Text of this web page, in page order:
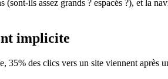
ils assez grands ? espacés ?), et la
implicite
des clics vers un site viennent après